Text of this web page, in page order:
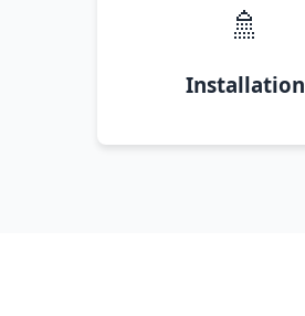
🚿
Installation